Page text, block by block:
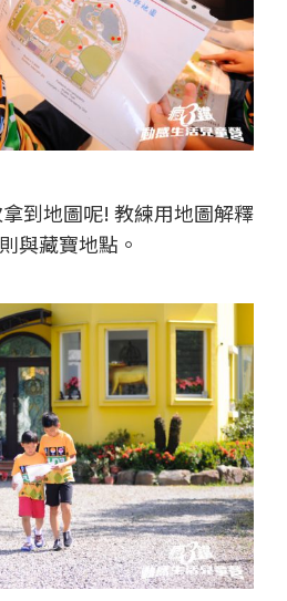
到地圖呢! 教練用地圖解釋
與藏寶地點。